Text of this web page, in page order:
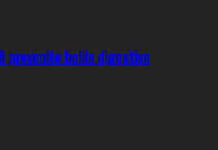
prevenite bolile digestive